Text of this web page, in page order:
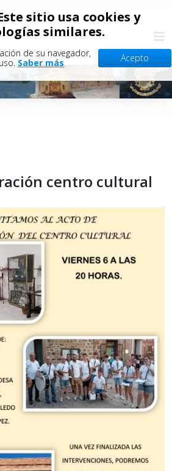
sitio usa cookies y
similares.
de su navegador,
Saber más Acepto
centro cultural